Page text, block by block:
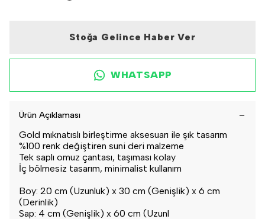
Stoğa Gelince Haber Ver
WHATSAPP
Ürün Açıklaması
Gold mıknatıslı birleştirme aksesuarı ile şık tasarım
%100 renk değiştiren suni deri malzeme
Tek saplı omuz çantası, taşıması kolay
İç bölmesiz tasarım, minimalist kullanım
Boy: 20 cm (Uzunluk) x 30 cm (Genişlik) x 6 cm
(Derinlik)
Sap: 4 cm (Genişlik) x 60 cm (Uzunl